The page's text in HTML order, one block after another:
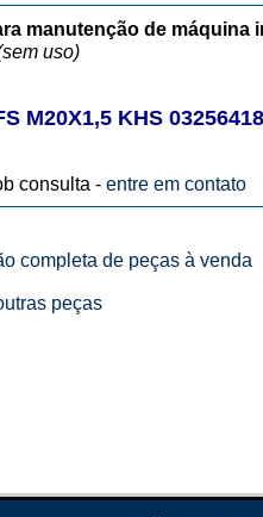
manutenção de máquina
uso)
M20X1,5 KHS
consulta - entre em contato
completa de peças à venda
peças